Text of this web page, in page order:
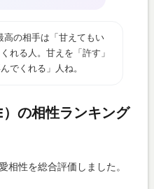
高の相手は「甘えてもい
れる人。甘えを「許す」
でくれる」人ね。
の相性ランキング
相性を総合評価しました。